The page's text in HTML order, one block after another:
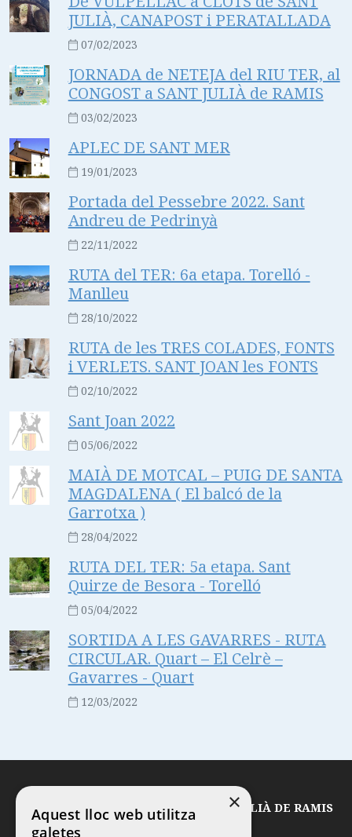
JULIÀ, CANAPOST i PERATALLADA
07/02/2023
JORNADA de NETEJA del RIU TER, al
CONGOST a SANT JULIÀ de RAMIS
03/02/2023
APLEC DE SANT MER
19/01/2023
Portada del Pessebre 2022. Sant
Andreu de Pedrinyà
22/11/2022
RUTA del TER: 6a etapa. Torelló -
Manlleu
28/10/2022
RUTA de les TRES COLADES, FONTS
i VERLETS. SANT JOAN les FONTS
02/10/2022
Sant Joan 2022
05/06/2022
MAIÀ DE MOTCAL – PUIG DE SANTA
MAGDALENA ( El balcó de la
Garrotxa )
28/04/2022
RUTA DEL TER: 5a etapa. Sant
Quirze de Besora - Torelló
05/04/2022
SORTIDA A LES GAVARRES - RUTA
CIRCULAR. Quart – El Celrè –
Gavarres - Quart
12/03/2022
© 2026 CLUB EXCURSIONISTA SANT JULIÀ DE RAMIS
×
Aquest lloc web utilitza
galetes